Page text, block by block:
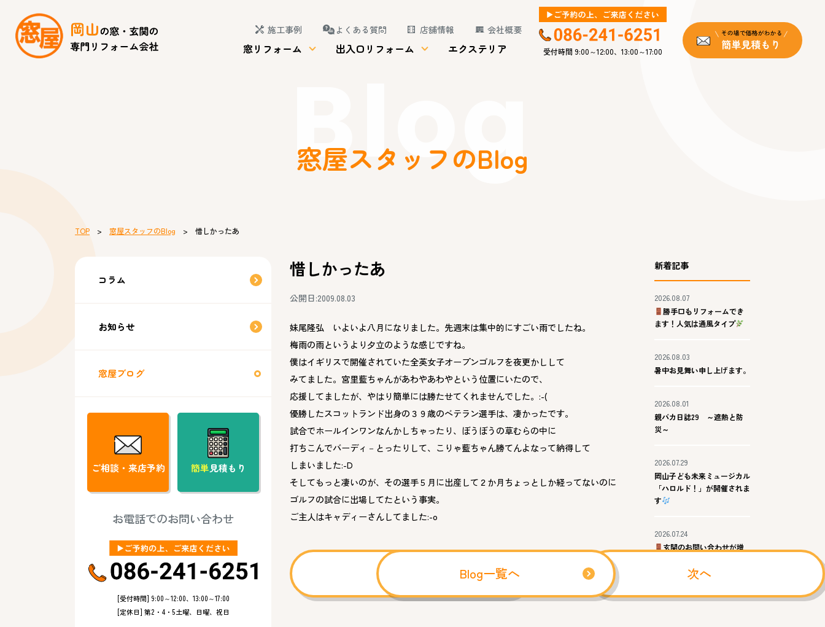
施工事例 よくある質問 店舗情報 会社概要
窓リフォーム 出入口リフォーム エクステリア 受付時間 9:00～12:00、13:00～17:00
Blog
窓屋スタッフのBlog
TOP > 窓屋スタッフのBlog > 惜しかったあ
惜しかったあ
公開日:2009.08.03
妹尾隆弘 いよいよ八月になりました。先週末は集中的にすごい雨でしたね。
梅雨の雨というより夕立のような感じですね。
僕はイギリスで開催されていた全英女子オープンゴルフを夜更かしして
みてました。宮里藍ちゃんがあわやあわやという位置にいたので、
応援してましたが、やはり簡単には勝たせてくれませんでした。:-(
優勝したスコットランド出身の３９歳のベテラン選手は、凄かったです。
試合でホールインワンなんかしちゃったり、ぼうぼうの草むらの中に
打ちこんでバーディ－とったりして、こりゃ藍ちゃん勝てんよなって納得して
しまいました:-D
そしてもっと凄いのが、その選手５月に出産して２か月ちょっとしか経ってないのに
ゴルフの試合に出場してたという事実。
ご主人はキャディーさんしてました:-o
次へ
Blog一覧へ
新着記事
2026.08.07
勝手口もリフォームでき
ます！人気は通風タイプ
2026.08.03
暑中お見舞い申し上げます。
2026.08.01
親バカ日誌29 ～遮熱と防
災～
2026.07.29
岡山子ども未来ミュージカル
「ハロルド！」が開催されま
す
2026.07.24
玄関のお問い合わせが増
コラム
お知らせ
窓屋ブログ
ご相談・来店予約 簡単見積もり
お電話でのお問い合わせ
[受付時間] 9:00～12:00、13:00～17:00
[定休日] 第2・4・5土曜、日曜、祝日